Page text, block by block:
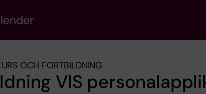
OCH FORTBILDNING
VIS